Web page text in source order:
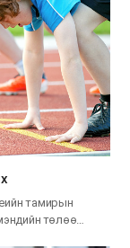
тамирын
төлөө…